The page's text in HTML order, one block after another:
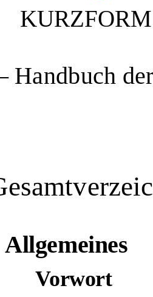
KURZFORM
Handbuch
Allgemeines
Vorwort